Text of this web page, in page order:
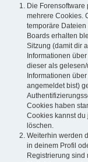
Die Forensoftware
mehrere Cookies.
temporäre
Boards erhalten
Sitzung (damit dir
Informationen
dieser als
Informationen
angemeldet bist)
Cookies haben
Cookies kannst du
löschen.
Weiterhin werden
in deinem Profil
Registrierung sind